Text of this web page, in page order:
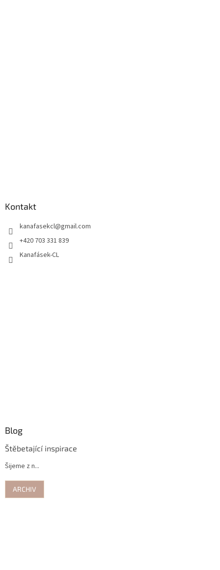
Kontakt
kanafasekcl@gmail.com
+420 703 331 839
Kanafásek-CL
Blog
Štěbetající inspirace
Šijeme z n...
ARCHIV